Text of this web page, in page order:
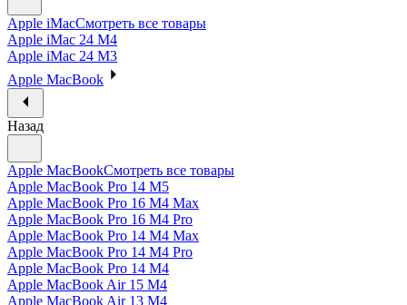
Apple iMacСмотреть все товары
Apple iMac 24 M4
Apple iMac 24 M3
Apple MacBook
Назад
Apple MacBookСмотреть все товары
Apple MacBook Pro 14 M5
Apple MacBook Pro 16 M4 Max
Apple MacBook Pro 16 M4 Pro
Apple MacBook Pro 14 M4 Max
Apple MacBook Pro 14 M4 Pro
Apple MacBook Pro 14 M4
Apple MacBook Air 15 M4
Apple MacBook Air 13 M4